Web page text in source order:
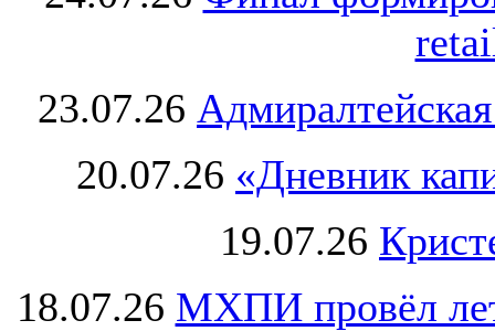
23.07.26
20.07.26 «Дневник
19.07.26
18.07.26 МХПИ провёл